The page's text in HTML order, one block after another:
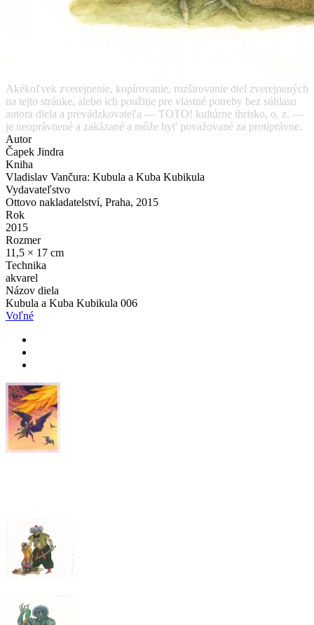
Akékoľvek zverejnenie, kopírovanie, rozširovanie diel zverejnených
na tejto stránke, alebo ich použitie pre vlastné potreby bez súhlasu
autora diela a prevádzkovateľa — TOTO! kultúrne ihrisko, o. z. —
je neoprávnené a zakázané a môže byť považované za protiprávne.
Autor
Čapek Jindra
Kniha
Vladislav Vančura: Kubula a Kuba Kubikula
Vydavateľstvo
Ottovo nakladatelství, Praha, 2015
Rok
2015
Rozmer
11,5 × 17 cm
Technika
akvarel
Názov diela
Kubula a Kuba Kubikula 006
Voľné